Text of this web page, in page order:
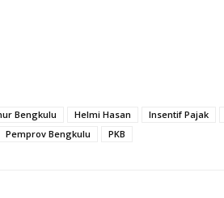
Bengkulu Helmi Hasan Insentif Pajak
Pemprov Bengkulu PKB